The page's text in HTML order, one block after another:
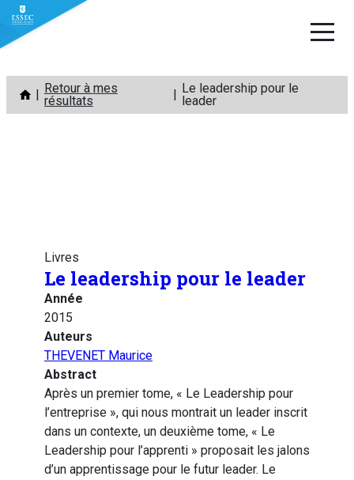
Aller
contenu
Retour à mes
résultats
Le leadership pour le
leader
Livres
Le leadership pour le leader
Année
2015
Auteurs
THEVENET Maurice
Abstract
Après un premier tome, « Le Leadership pour
l’entreprise », qui nous montrait un leader inscrit
dans un contexte, un deuxième tome, « Le
Leadership pour l’apprenti » proposait les jalons
d’un apprentissage pour le futur leader. Le